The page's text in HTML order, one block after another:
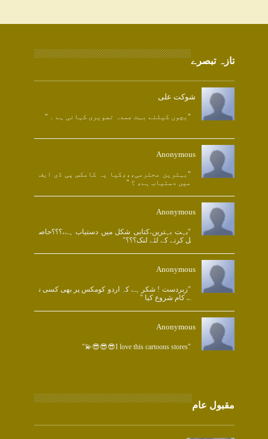
تازہ تبصرے
شوکت علی
"بچوں کیلئے بہت عمدہ تصویری کہانی ہے ۔ "
Anonymous
"بہترین محترمی،،،کیا یہ کامکس پی ڈی ایف
میں دستیاب ہے، ؟ "
Anonymous
"بہت بہترین،کتابی شکل میں دستیاب ہے،؟؟؟حاص
ل کرنے کے لئے لنک؟؟؟"
Anonymous
"زبردست ! شکر ہے کہ اردو کومکس پر بھی کسی ن
ے کام شروع کیا "
Anonymous
"I love this cartoons stores😎😎😎💫"
مقبول عام